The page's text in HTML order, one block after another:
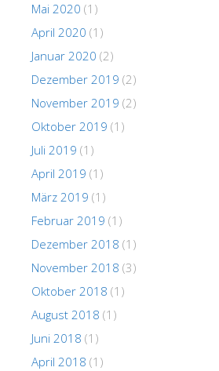
Mai 2020 (1)
April 2020 (1)
Januar 2020 (2)
Dezember 2019 (2)
November 2019 (2)
Oktober 2019 (1)
Juli 2019 (1)
April 2019 (1)
März 2019 (1)
Februar 2019 (1)
Dezember 2018 (1)
November 2018 (3)
Oktober 2018 (1)
August 2018 (1)
Juni 2018 (1)
April 2018 (1)